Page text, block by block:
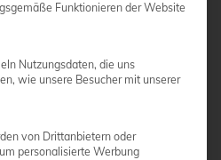
RS 85 PRESTIGE
ERFAHREN >
Funktionieren der Website
Nutzungsdaten, die uns
wie unsere Besucher mit unserer
von Drittanbietern oder
personalisierte Werbung